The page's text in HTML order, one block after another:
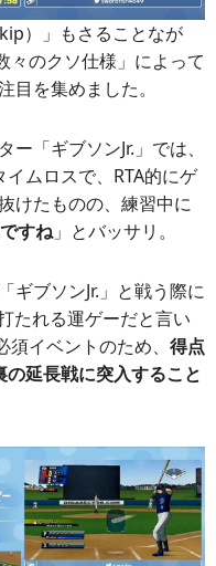
）」もさることなが
々のクソ仕様」によって
目を集めました。
「ギブソンJr.」では、
ムロスで、RTA的にゲ
けたものの、練習中に
すね」とバッサリ。
ギブソンJr.」と戦う際に
たれる運ゲーだと言い
イベントのため、 得点
延長戦に突入すること